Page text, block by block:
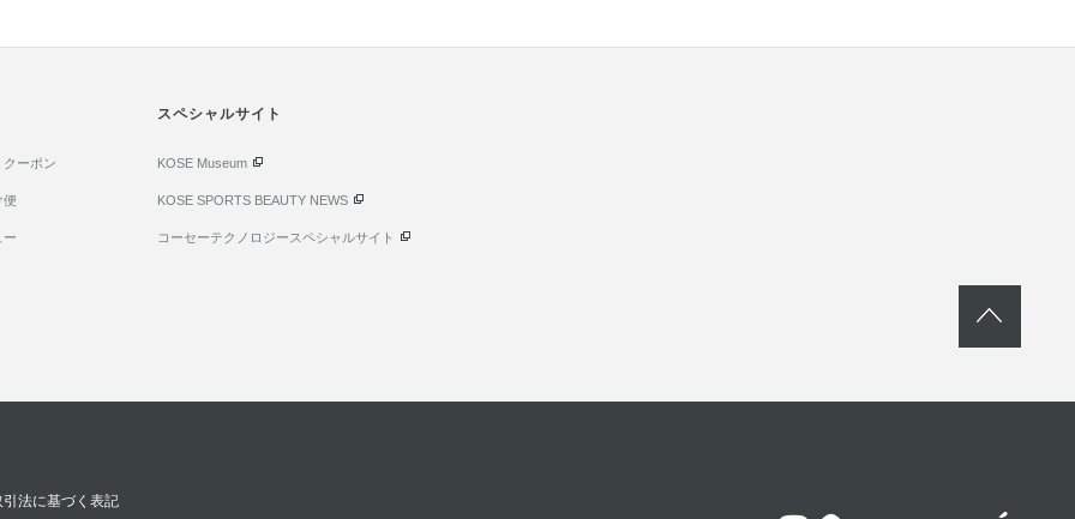
クーポン
便
ー
スペシャルサイト
KOSE Museum
KOSE SPORTS BEAUTY NEWS
コーセーテクノロジースペシャルサイト
引法に基づく表記